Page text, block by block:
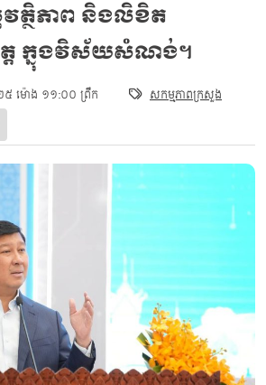
ថិភាព និងលិខិត
ត ក្នុងវិស័យសំណង់។
២៥ ម៉ោង ១១:០០ ព្រឹក សកម្មភាពក្រសួង